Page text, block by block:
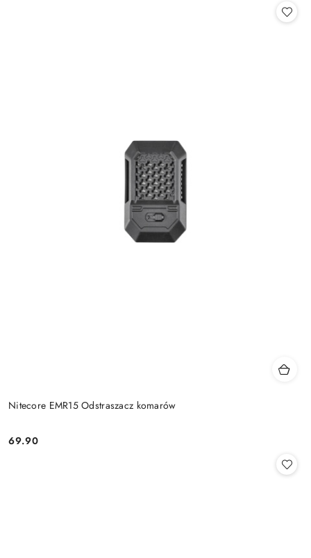
Nitecore EMR15 Odstraszacz komarów
Cena:
69.90